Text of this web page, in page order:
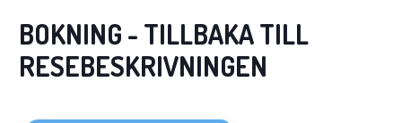
BOKNING - TILLBAKA TILL
RESEBESKRIVNINGEN